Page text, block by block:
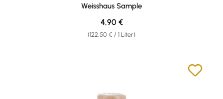
Weisshaus Sample
(122,50 € / 1 Liter)
Regulärer Preis:
4,90 €